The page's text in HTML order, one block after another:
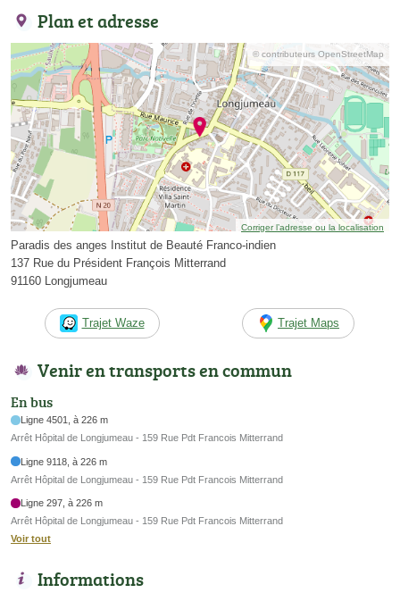
Plan et adresse
© contributeurs OpenStreetMap
Corriger l’adresse ou la localisation
Paradis des anges Institut de Beauté Franco-indien
137 Rue du Président François Mitterrand
91160 Longjumeau
Trajet Waze Trajet Maps
Venir en transports en commun
En bus
Ligne 4501, à 226 m
Arrêt Hôpital de Longjumeau - 159 Rue Pdt Francois Mitterrand
Ligne 9118, à 226 m
Arrêt Hôpital de Longjumeau - 159 Rue Pdt Francois Mitterrand
Ligne 297, à 226 m
Arrêt Hôpital de Longjumeau - 159 Rue Pdt Francois Mitterrand
Voir tout
Informations